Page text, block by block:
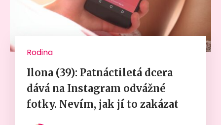
Rodina
Ilona (39): Patnáctiletá dcera
dává na Instagram odvážné
fotky. Nevím, jak jí to zakázat